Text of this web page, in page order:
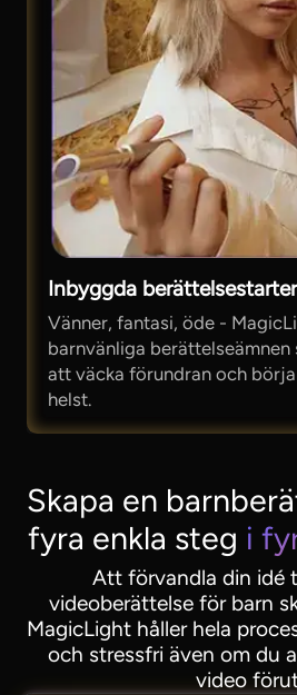
Inbyggda
Vänner, fantasi, öde -
barnvänliga
att väcka förundran och
helst.
Skapa en
fyra enkla steg i
Att förvandla din idé
videoberättelse för barn
MagicLight håller hela
och stressfri även om du
video